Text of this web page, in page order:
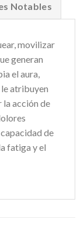
Notables
movilizar
generan
el aura,
le atribuyen
la acción de
de
fatiga y el